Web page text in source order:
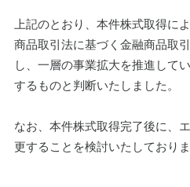
上記のとおり、本件株式取得に
商品取引法に基づく金融商品取
し、一層の事業拡大を推進して
するものと判断いたしました。
なお、本件株式取得完了後に、
更することを検討いたしておりま